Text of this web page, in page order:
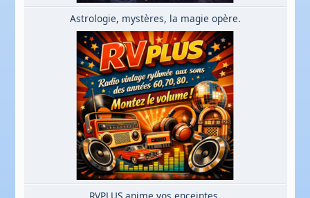
Astrologie, mystères, la magie opère.